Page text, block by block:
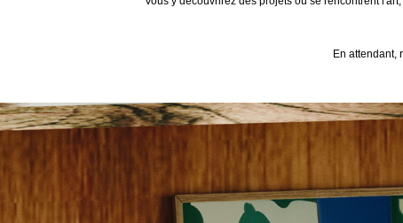
En attendant,